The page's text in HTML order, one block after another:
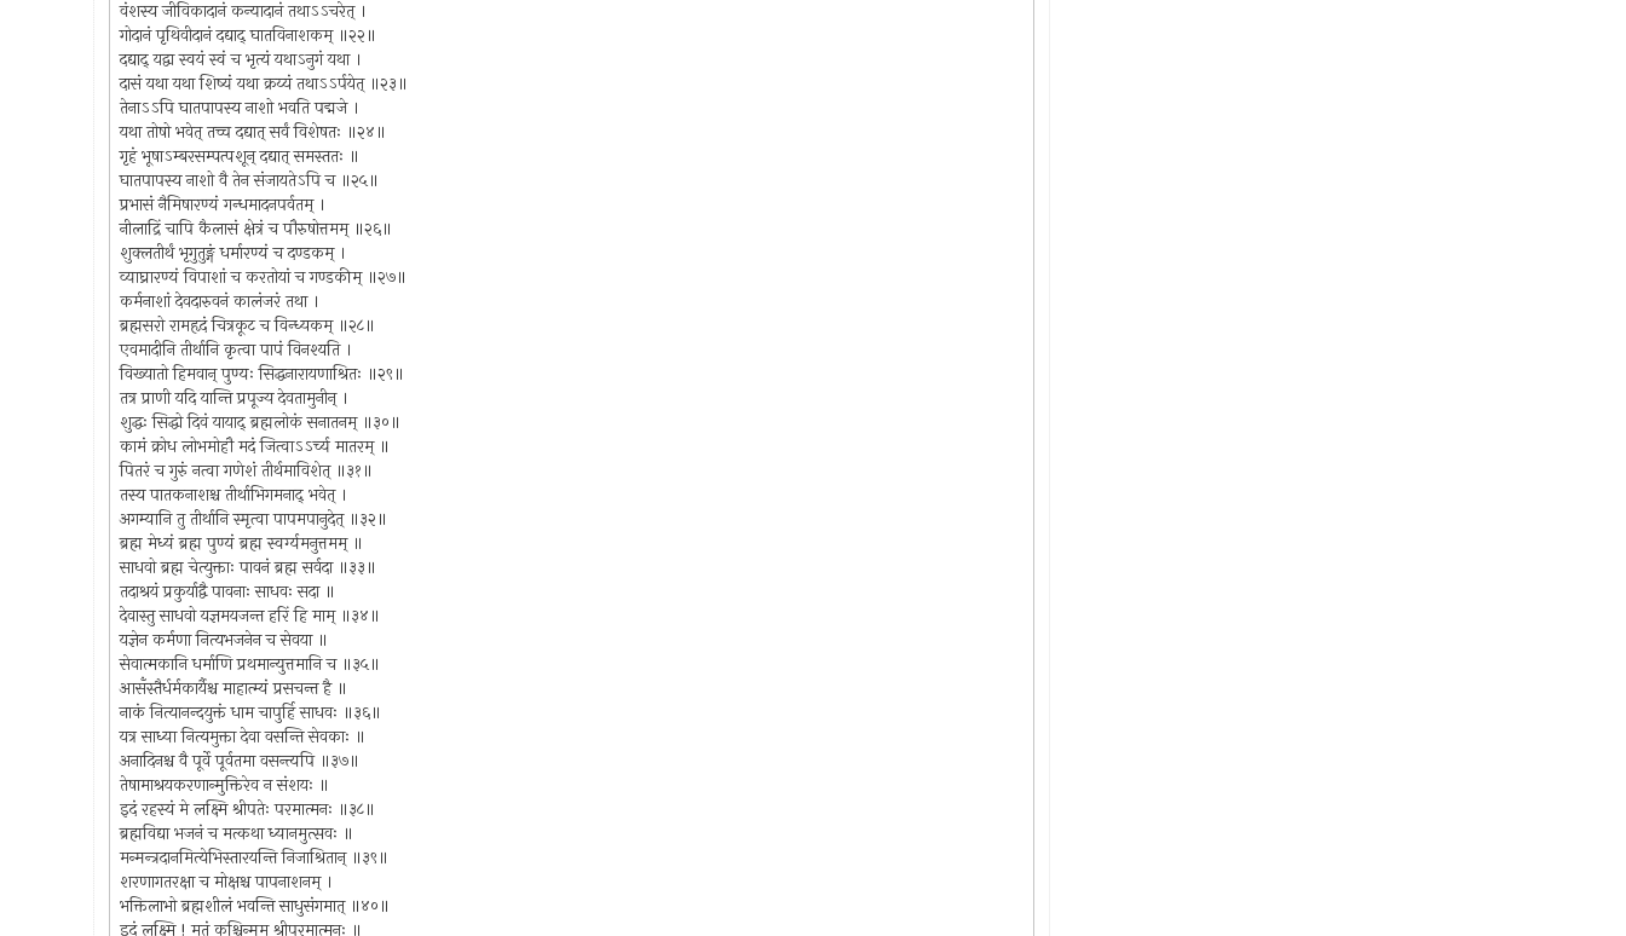
वंशस्य जीविकादानं कन्यादानं तथाऽऽचरेत् ।
गोदानं पृथिवीदानं दद्याद् घातविनाशकम् ॥२२॥
दद्याद् यद्वा स्वयं स्वं च भृत्यं यथाऽनुगं यथा ।
दासं यथा यथा शिष्यं यथा क्रय्यं तथाऽऽर्पयेत् ॥२३॥
तेनाऽऽपि घातपापस्य नाशो भवति पद्मजे ।
यथा तोषो भवेत् तच्च दद्यात् सर्वं विशेषतः ॥२४॥
गृहं भूषाऽम्बरसम्पत्पशून् दद्यात् समस्ततः ॥
घातपापस्य नाशो वै तेन संजायतेऽपि च ॥२५॥
प्रभासं नैमिषारण्यं गन्धमादनपर्वतम् ।
नीलाद्रिं चापि कैलासं क्षेत्रं च पौरुषोत्तमम् ॥२६॥
शुक्लतीर्थं भृगुतुङ्गं धर्मारण्यं च दण्डकम् ।
व्याघ्रारण्यं विपाशां च करतोयां च गण्डकीम् ॥२७॥
कर्मनाशां देवदारुवनं कालंजरं तथा ।
ब्रह्मसरो रामहृदं चित्रकूट च विन्ध्यकम् ॥२८॥
एवमादीनि तीर्थानि कृत्वा पापं विनश्यति ।
विख्यातो हिमवान् पुण्यः सिद्धनारायणाश्रितः ॥२९॥
तत्र प्राणी यदि यान्ति प्रपूज्य देवतामुनीन् ।
शुद्धः सिद्धो दिवं यायाद् ब्रह्मलोकं सनातनम् ॥३०॥
कामं क्रोध लोभमोहौ मदं जित्वाऽऽर्च्य मातरम् ॥
पितरं च गुरुं नत्वा गणेशं तीर्थमाविशेत् ॥३१॥
तस्य पातकनाशश्च तीर्थाभिगमनाद् भवेत् ।
अगम्यानि तु तीर्थानि स्मृत्वा पापमपानुदेत् ॥३२॥
ब्रह्म मेध्यं ब्रह्म पुण्यं ब्रह्म स्वर्ग्यमनुत्तमम् ॥
साधवो ब्रह्म चेत्युक्ताः पावनं ब्रह्म सर्वदा ॥३३॥
तदाश्रयं प्रकुर्याद्वै पावनाः साधवः सदा ॥
देवास्तु साधवो यज्ञमयजन्त हरिं हि माम् ॥३४॥
यज्ञेन कर्मणा नित्यभजनेन च सेवया ॥
सेवात्मकानि धर्माणि प्रथमान्युत्तमानि च ॥३५॥
आसँस्तैर्धर्मकार्यैश्च माहात्म्यं प्रसचन्त है ॥
नाकं नित्यानन्दयुक्तं धाम चापुर्हि साधवः ॥३६॥
यत्र साध्या नित्यमुक्ता देवा वसन्ति सेवकाः ॥
अनादिनश्च वै पूर्वे पूर्वतमा वसन्त्यपि ॥३७॥
तेषामाश्रयकरणान्मुक्तिरेव न संशयः ॥
इदं रहस्यं मे लक्ष्मि श्रीपतेः परमात्मनः ॥३८॥
ब्रह्मविद्या भजनं च मत्कथा ध्यानमुत्सवः ॥
मन्मन्त्रदानमित्येभिस्तारयन्ति निजाश्रितान् ॥३९॥
शरणागतरक्षा च मोक्षश्च पापनाशनम् ।
भक्तिलाभो ब्रह्मशीलं भवन्ति साधुसंगमात् ॥४०॥
इदं लक्ष्मि ! मतं कश्चिन्मम श्रीपरमात्मनः ॥